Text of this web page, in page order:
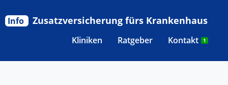
Kliniken Ratgeber Kontakt 1
Info Zusatzversicherung fürs Krankenhaus